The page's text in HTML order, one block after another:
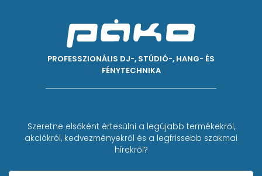
PROFESSZIONÁLIS DJ-, STÚDIÓ-, HANG- ÉS
FÉNYTECHNIKA
Szeretne elsőként értesülni a legújabb termékekről,
akciókról, kedvezményekről és a legfrissebb szakmai
hírekről?